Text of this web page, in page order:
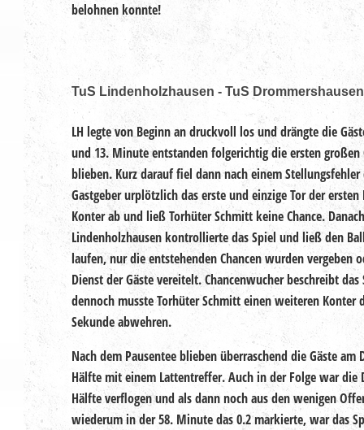
belohnen konnte!
TuS Lindenholzhausen - TuS
LH legte von Beginn an druckvoll los und drängte die
und 13. Minute entstanden folgerichtig die ersten großen
blieben. Kurz darauf fiel dann nach einem
Gastgeber urplötzlich das erste und einzige Tor der
Konter ab und ließ Torhüter Schmitt keine Chance.
Lindenholzhausen kontrollierte das Spiel und ließ den
laufen, nur die entstehenden Chancen wurden vergeben
Dienst der Gäste vereitelt. Chancenwucher beschreibt
dennoch musste Torhüter Schmitt einen weiteren Konter
Sekunde abwehren.
Nach dem Pausentee blieben überraschend die Gäste
Hälfte mit einem Lattentreffer. Auch in der Folge war die
Hälfte verflogen und als dann noch aus den wenigen
wiederum in der 58. Minute das 0.2 markierte, war das